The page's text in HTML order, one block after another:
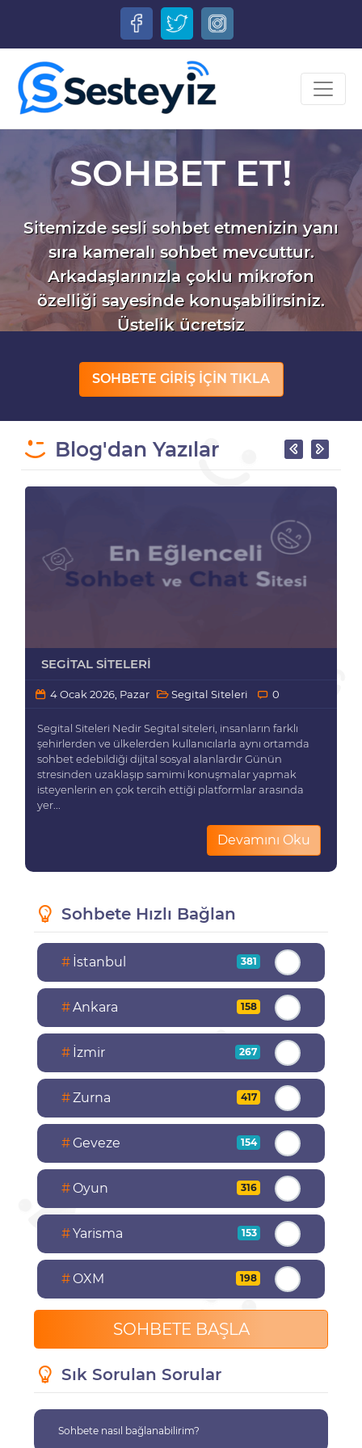
SOHBET ET!
Sitemizde sesli sohbet etmenizin yanı
sıra kameralı sohbet mevcuttur.
Arkadaşlarınızla çoklu mikrofon
özelliği sayesinde konuşabilirsiniz.
Üstelik ücretsiz
SOHBETE GİRİŞ İÇİN TIKLA
Blog'dan Yazılar
SEGITAL SITELERI
4 Ocak 2026, Pazar Segital Siteleri 0
Segital Siteleri Nedir Segital siteleri, insanların farklı
şehirlerden ve ülkelerden kullanıcılarla aynı ortamda
sohbet edebildiği dijital sosyal alanlardır Günün
stresinden uzaklaşıp samimi konuşmalar yapmak
isteyenlerin en çok tercih ettiği platformlar arasında
yer...
Devamını Oku
Sohbete Hızlı Bağlan
# İstanbul 381
#Ankara 158
# İzmir 267
#Zurna 417
# Geveze 154
# Oyun 316
#Yarisma 153
# OXM 198
SOHBETE BAŞLA
Sık Sorulan Sorular
Sohbete nasıl bağlanabilirim?